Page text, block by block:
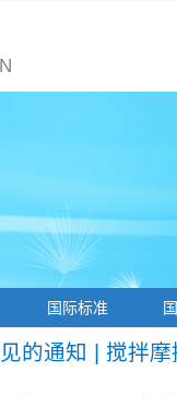
国际标准
的通知 | 搅拌